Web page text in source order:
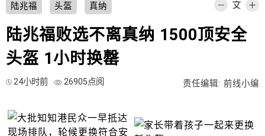
陆兆福 头盔 真纳
陆兆福败选不离真纳 1500顶安全
头盔 1小时换罄
24小时前 26905点阅 责任编辑: 前线小编